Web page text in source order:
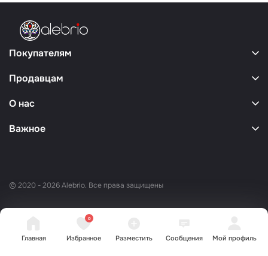
Главная
0
Избранное Разместить Сообщения Мой профиль
Покупателям
Продавцам
О нас
Важное
© 2020 - 2026 Alebrio. Все права защищены